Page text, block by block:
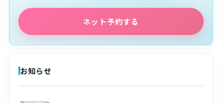
ネット予約する
お知らせ